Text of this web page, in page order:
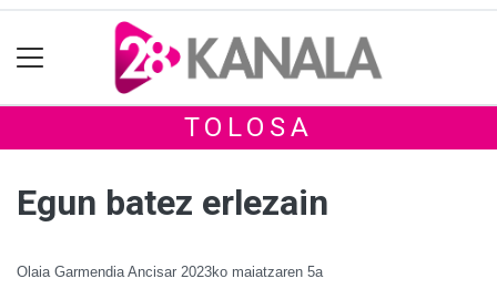
TOLOSA
Egun batez erlezain
Olaia Garmendia Ancisar 2023ko maiatzaren 5a